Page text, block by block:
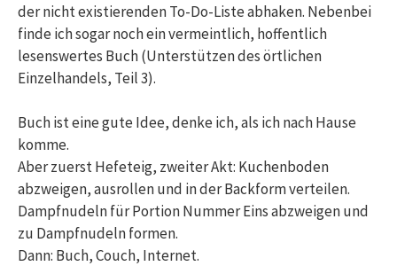
der nicht existierenden To-Do-Liste abhaken. Nebenbei
finde ich sogar noch ein vermeintlich, hoffentlich
lesenswertes Buch (Unterstützen des örtlichen
Einzelhandels, Teil 3).
Buch ist eine gute Idee, denke ich, als ich nach Hause
komme.
Aber zuerst Hefeteig, zweiter Akt: Kuchenboden
abzweigen, ausrollen und in der Backform verteilen.
Dampfnudeln für Portion Nummer Eins abzweigen und
zu Dampfnudeln formen.
Dann: Buch, Couch, Internet.